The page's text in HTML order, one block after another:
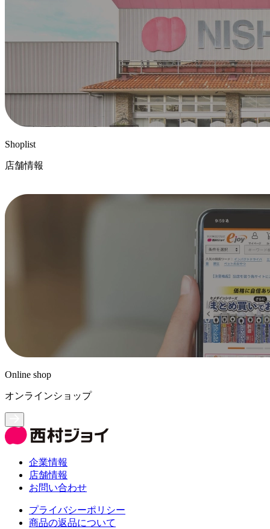
Shoplist
店舗情報
Online shop
オンラインショップ
企業情報
店舗情報
お問い合わせ
プライバシーポリシー
商品の返品について